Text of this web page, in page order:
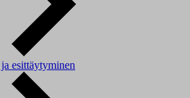
esittäytyminen